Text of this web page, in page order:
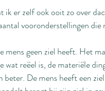
ik er zelf ook ooit zo over
vooronderstellingen die
mens geen ziel heeft. Het
wat reëel is, de materiële
beter. De mens heeft een